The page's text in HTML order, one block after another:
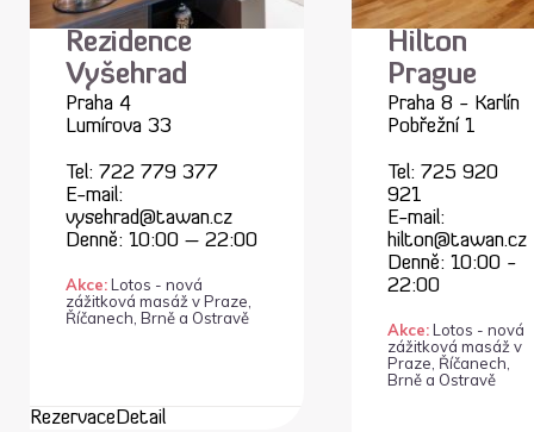
Rezidence
Vyšehrad
Praha 4
Lumírova 33
Tel: 722 779 377
E-mail:
vysehrad@tawan.cz
Denně: 10:00 – 22:00
Akce:Lotos - nová
zážitková masáž v Praze,
Říčanech, Brně a Ostravě
RezervaceDetail
Hilton
Prague
Praha 8 - Karlín
Pobřežní 1
Tel: 725 920
921
E-mail:
hilton@tawan.cz
Denně: 10:00 -
22:00
Akce:Lotos - nová
zážitková masáž v
Praze, Říčanech,
Brně a Ostravě